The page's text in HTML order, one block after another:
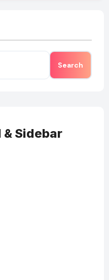
Search
Sidebar